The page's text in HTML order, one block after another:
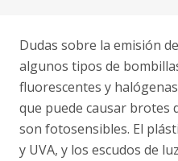
Dudas sobre la emisión
algunos tipos de
fluorescentes y
que puede causar brotes
son fotosensibles. El
y UVA, y los escudos de